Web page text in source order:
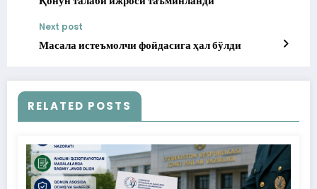
Next post
Масала истеъмолчи фойдасига ҳал бўлди
RELATED POSTS